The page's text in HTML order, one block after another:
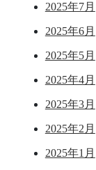
2025年7月
2025年6月
2025年5月
2025年4月
2025年3月
2025年2月
2025年1月